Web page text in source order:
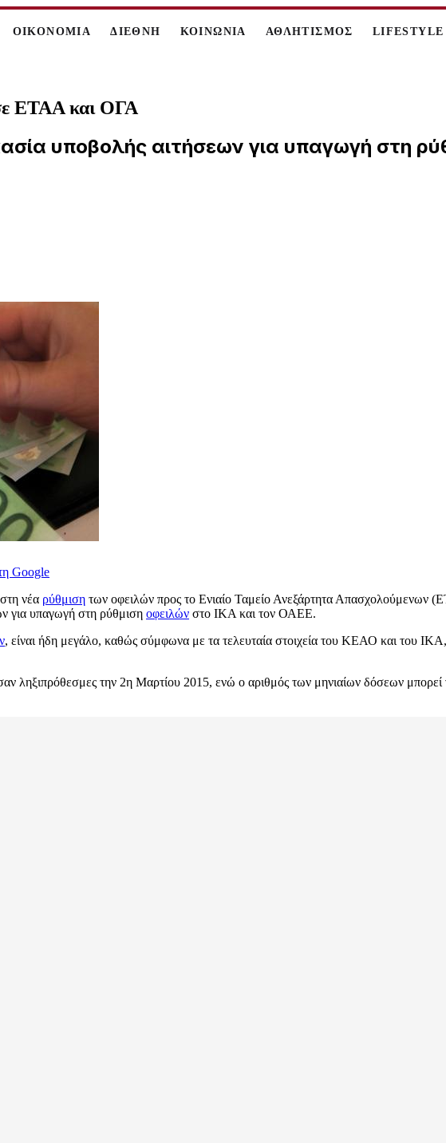
ΟΙΚΟΝΟΜΙΑ ΔΙΕΘΝΗ ΚΟΙΝΩΝΙΑ ΑΘΛΗΤΙΣΜΟΣ LIFESTYLE
ΕΤΑΑ και ΟΓΑ
υποβολής αιτήσεων για υπαγωγή στη
Google
νέα ρύθμιση των οφειλών προς το Ενιαίο Ταμείο Ανεξάρτητα
για υπαγωγή στη ρύθμιση οφειλών στο ΙΚΑ και τον ΟΑΕΕ.
, είναι ήδη μεγάλο, καθώς σύμφωνα με τα τελευταία στοιχεία του ΚΕΑΟ και του ΙΚΑ,
ληξιπρόθεσμες την 2η Μαρτίου 2015, ενώ ο αριθμός των μηνιαίων δόσεων